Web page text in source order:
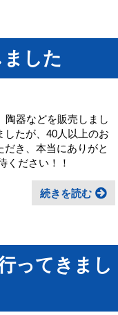
した
陶器などを販売しまし
たが、40人以上のお
き、本当にありがと
ください！！
続きを読む
ってきまし